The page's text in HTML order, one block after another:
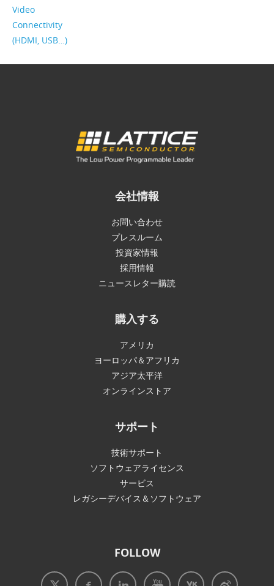
Video
Connectivity
(HDMI, USB…)
会社情報
お問い合わせ
プレスルーム
投資家情報
採用情報
ニュースレター購読
購入する
アメリカ
ヨーロッパ＆アフリカ
アジア太平洋
オンラインストア
サポート
技術サポート
ソフトウェアライセンス
サービス
レガシーデバイス＆ソフトウェア
FOLLOW